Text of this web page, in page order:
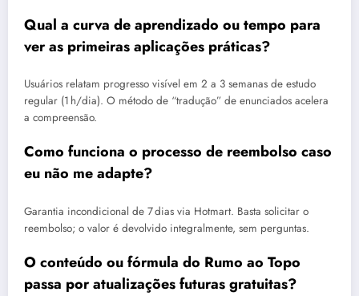
Qual a curva de aprendizado ou tempo para
ver as primeiras aplicações práticas?
Usuários relatam progresso visível em 2 a 3 semanas de estudo
regular (1 h/dia). O método de “tradução” de enunciados acelera
a compreensão.
Como funciona o processo de reembolso caso
eu não me adapte?
Garantia incondicional de 7 dias via Hotmart. Basta solicitar o
reembolso; o valor é devolvido integralmente, sem perguntas.
O conteúdo ou fórmula do Rumo ao Topo
passa por atualizações futuras gratuitas?